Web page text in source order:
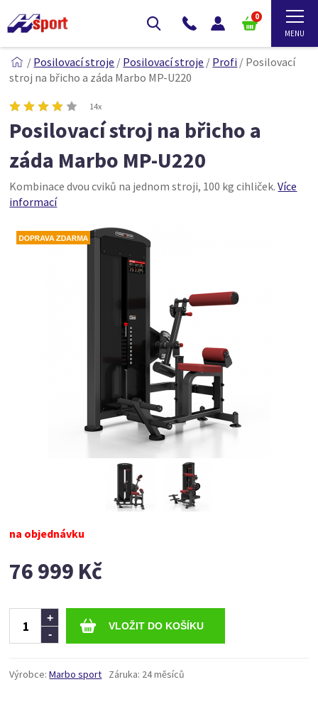
0
/ Posilovací stroje / Posilovací stroje / Profi / Posilovací
stroj na břicho a záda Marbo MP-U220
14x
Posilovací stroj na břicho a
záda Marbo MP-U220
Kombinace dvou cviků na jednom stroji, 100 kg cihliček.Více
informací
na objednávku
76 999 Kč
-
+
Výrobce: Marbo sport Záruka: 24 měsíců